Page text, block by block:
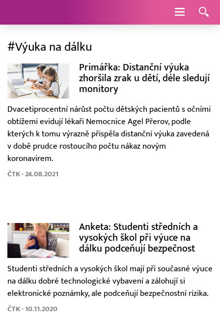
Navigace
#Výuka na dálku
Primářka: Distanční výuka
zhoršila zrak u dětí, déle sledují
monitory
Dvacetiprocentní nárůst počtu dětských pacientů s očními
obtížemi evidují lékaři Nemocnice Agel Přerov, podle
kterých k tomu výrazně přispěla distanční výuka zavedená
v době prudce rostoucího počtu nákaz novým
koronavirem.
ČTK - 24.08.2021
Anketa: Studenti středních a
vysokých škol při výuce na
dálku podceňují bezpečnost
Studenti středních a vysokých škol mají při současné výuce
na dálku dobré technologické vybavení a zálohují si
elektronické poznámky, ale podceňují bezpečnostní rizika.
ČTK - 10.11.2020